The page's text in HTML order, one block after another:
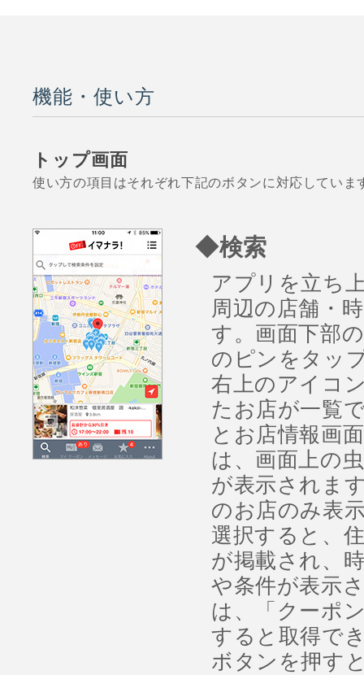
機能・使い方
トップ画面
使い方の項目はそれぞれ下記のボタンに対応していま
◆検索
アプリを立ち
周辺の店舗・
す。画面下部
のピンをタッ
右上のアイコ
たお店が一覧
とお店情報画
は、画面上の
が表示されま
のお店のみ表
選択すると、
が掲載され、
や条件が表示
は、「クーポ
すると取得で
ボタンを押す